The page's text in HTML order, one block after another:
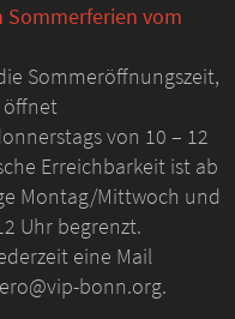
Sommerferien vom
Sommeröffnungszeit,
öffnet
von 10 – 12
Erreichbarkeit ist ab
Montag/Mittwoch und
Uhr begrenzt.
eine Mail
bonn.org.